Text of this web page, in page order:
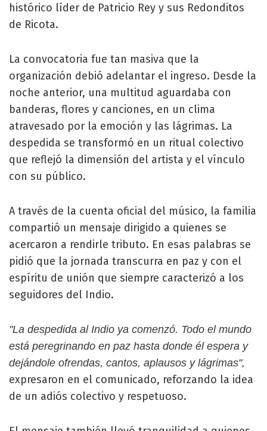
histórico líder de Patricio Rey y sus Redonditos
de Ricota.
La convocatoria fue tan masiva que la
organización debió adelantar el ingreso. Desde la
noche anterior, una multitud aguardaba con
banderas, flores y canciones, en un clima
atravesado por la emoción y las lágrimas. La
despedida se transformó en un ritual colectivo
que reflejó la dimensión del artista y el vínculo
con su público.
A través de la cuenta oficial del músico, la familia
compartió un mensaje dirigido a quienes se
acercaron a rendirle tributo. En esas palabras se
pidió que la jornada transcurra en paz y con el
espíritu de unión que siempre caracterizó a los
seguidores del Indio.
"La despedida al Indio ya comenzó. Todo el mundo
está peregrinando en paz hasta donde él espera y
dejándole ofrendas, cantos, aplausos y lágrimas",
expresaron en el comunicado, reforzando la idea
de un adiós colectivo y respetuoso.